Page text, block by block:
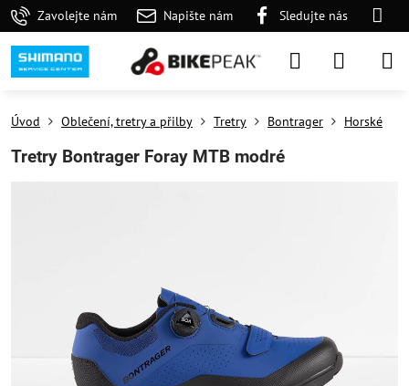
Zavolejte nám Napište nám Sledujte nás
Úvod Oblečení, tretry a přilby Tretry Bontrager Horské
Tretry Bontrager Foray MTB modré